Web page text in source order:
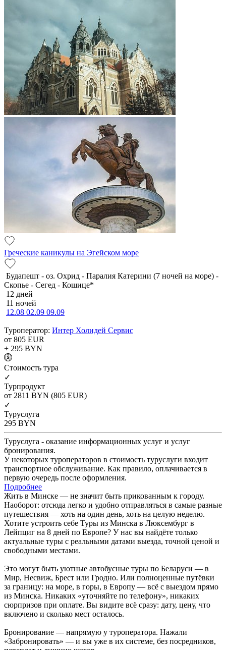
Греческие каникулы на Эгейском море
Будапешт - оз. Охрид - Паралия Катерини (7 ночей на море) -
Скопье - Сегед - Кошице*
12 дней
11 ночей
12.08 02.09 09.09
Туроператор: Интер Холидей Сервис
от 805 EUR
+ 295 BYN
Cтоимость тура
✓
Турпродукт
от 2811 BYN (805 EUR)
✓
Туруслуга
295 BYN
Туруслуга - оказание информационных услуг и услуг
бронирования.
У некоторых туроператоров в стоимость туруслуги входит
транспортное обслуживание. Как правило, оплачивается в
первую очередь после оформления.
Подробнее
Жить в Минске — не значит быть прикованным к городу.
Наоборот: отсюда легко и удобно отправляться в самые разные
путешествия — хоть на один день, хоть на целую неделю.
Хотите устроить себе Туры из Минска в Люксембург в
Лейпциг на 8 дней по Европе? У нас вы найдёте только
актуальные туры с реальными датами выезда, точной ценой и
свободными местами.
Это могут быть уютные автобусные туры по Беларуси — в
Мир, Несвиж, Брест или Гродно. Или полноценные путёвки
за границу: на море, в горы, в Европу — всё с выездом прямо
из Минска. Никаких «уточняйте по телефону», никаких
сюрпризов при оплате. Вы видите всё сразу: дату, цену, что
включено и сколько мест осталось.
Бронирование — напрямую у туроператора. Нажали
«Забронировать» — и вы уже в их системе, без посредников,